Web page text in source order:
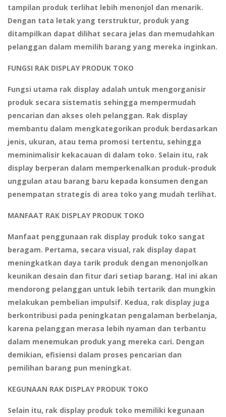
tampilan produk terlihat lebih menonjol dan menarik.
Dengan tata letak yang terstruktur, produk yang
ditampilkan dapat dilihat secara jelas dan memudahkan
pelanggan dalam memilih barang yang mereka inginkan.
FUNGSI RAK DISPLAY PRODUK TOKO
Fungsi utama rak display adalah untuk mengorganisir
produk secara sistematis sehingga mempermudah
pencarian dan akses oleh pelanggan. Rak display
membantu dalam mengkategorikan produk berdasarkan
jenis, ukuran, atau tema promosi tertentu, sehingga
meminimalisir kekacauan di dalam toko. Selain itu, rak
display berperan dalam memperkenalkan produk-produk
unggulan atau barang baru kepada konsumen dengan
penempatan strategis di area toko yang mudah terlihat.
MANFAAT RAK DISPLAY PRODUK TOKO
Manfaat penggunaan rak display produk toko sangat
beragam. Pertama, secara visual, rak display dapat
meningkatkan daya tarik produk dengan menonjolkan
keunikan desain dan fitur dari setiap barang. Hal ini akan
mendorong pelanggan untuk lebih tertarik dan mungkin
melakukan pembelian impulsif. Kedua, rak display juga
berkontribusi pada peningkatan pengalaman berbelanja,
karena pelanggan merasa lebih nyaman dan terbantu
dalam menemukan produk yang mereka cari. Dengan
demikian, efisiensi dalam proses pencarian dan
pemilihan barang pun meningkat.
KEGUNAAN RAK DISPLAY PRODUK TOKO
Selain itu, rak display produk toko memiliki kegunaan